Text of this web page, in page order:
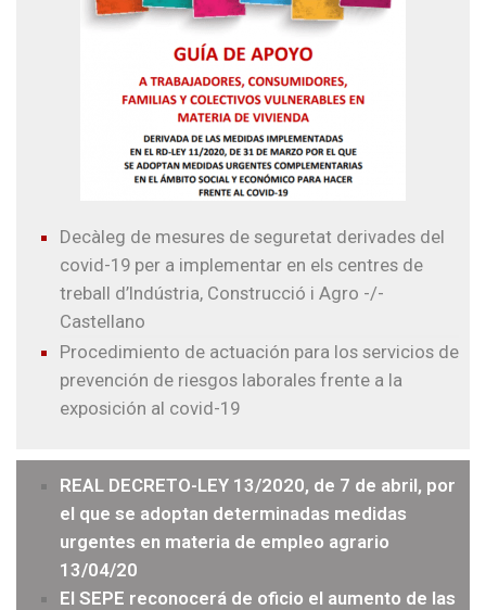
Decàleg de mesures de seguretat derivades del
covid-19 per a implementar en els centres de
treball d’Indústria, Construcció i Agro -/-
Castellano
Procedimiento de actuación para los servicios de
prevención de riesgos laborales frente a la
exposición al covid-19
REAL DECRETO-LEY 13/2020, de 7 de abril, por
el que se adoptan determinadas medidas
urgentes en materia de empleo agrario
13/04/20
El SEPE reconocerá de oficio el aumento de las